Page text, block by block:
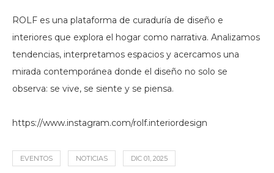
ROLF es una plataforma de curaduría de diseño e
interiores que explora el hogar como narrativa. Analizamos
tendencias, interpretamos espacios y acercamos una
mirada contemporánea donde el diseño no solo se
observa: se vive, se siente y se piensa.
https://www.instagram.com/rolf.interiordesign
EVENTOS NOTICIAS DIC 01, 2025